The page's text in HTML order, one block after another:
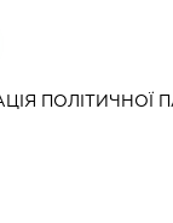
ПОЛІТИЧНОЇ